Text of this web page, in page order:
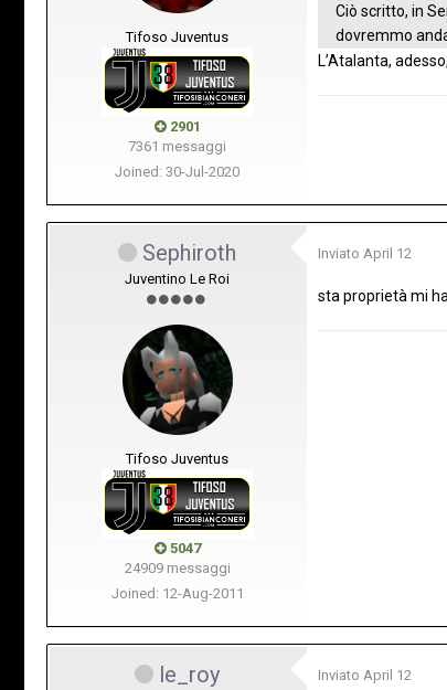
Tifoso Juventus
2901
7361 messaggi
Joined: 30-Jul-2020
Ciò scritto, in
dovremmo
L’Atalanta,
Sephiroth
Juventino Le Roi
Tifoso Juventus
5047
24909 messaggi
Joined: 12-Aug-2011
Inviato April 12
sta proprietà mi
le_roy Inviato April 12